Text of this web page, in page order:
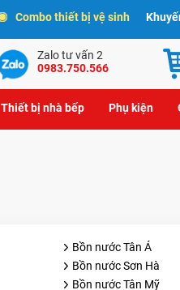
Combo thiết bị vệ sinh
Zalo tư vấn 2
0983.750.566
Thiết bị nhà bếp Phụ kiện
Bồn nước Tân Á
Bồn nước Sơn Hà
Bồn nước Tân Mỹ